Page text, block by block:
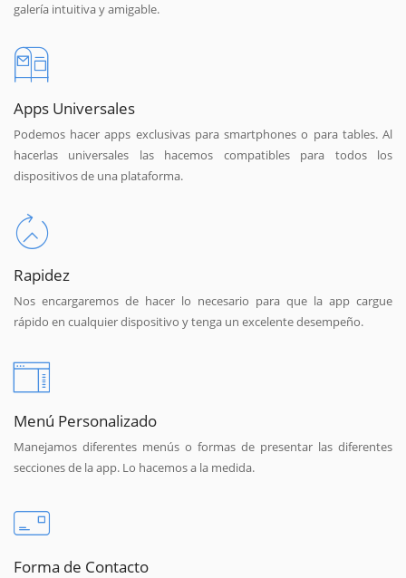
galería intuitiva y amigable.
Apps Universales
Podemos hacer apps exclusivas para smartphones o para tables. Al
hacerlas universales las hacemos compatibles para todos los
dispositivos de una plataforma.
Rapidez
Nos encargaremos de hacer lo necesario para que la app cargue
rápido en cualquier dispositivo y tenga un excelente desempeño.
Menú Personalizado
Manejamos diferentes menús o formas de presentar las diferentes
secciones de la app. Lo hacemos a la medida.
Forma de Contacto